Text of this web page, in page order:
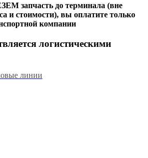
запчасть до терминала (вне
и стоимости), вы оплатите только
компании
логистическими
линии